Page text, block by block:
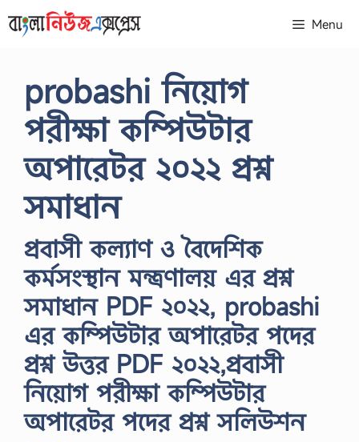
to
Menu
probashi নিয়োগ
পরীক্ষা কম্পিউটার
অপারেটর ২০২২ প্রশ্ন
সমাধান
প্রবাসী কল্যাণ ও বৈদেশিক
কর্মসংস্থান মন্ত্রণালয় এর প্রশ্ন
সমাধান PDF ২০২২, probashi
এর কম্পিউটার অপারেটর পদের
প্রশ্ন উত্তর PDF ২০২২,প্রবাসী
নিয়োগ পরীক্ষা কম্পিউটার
অপারেটর পদের প্রশ্ন সলিউশন